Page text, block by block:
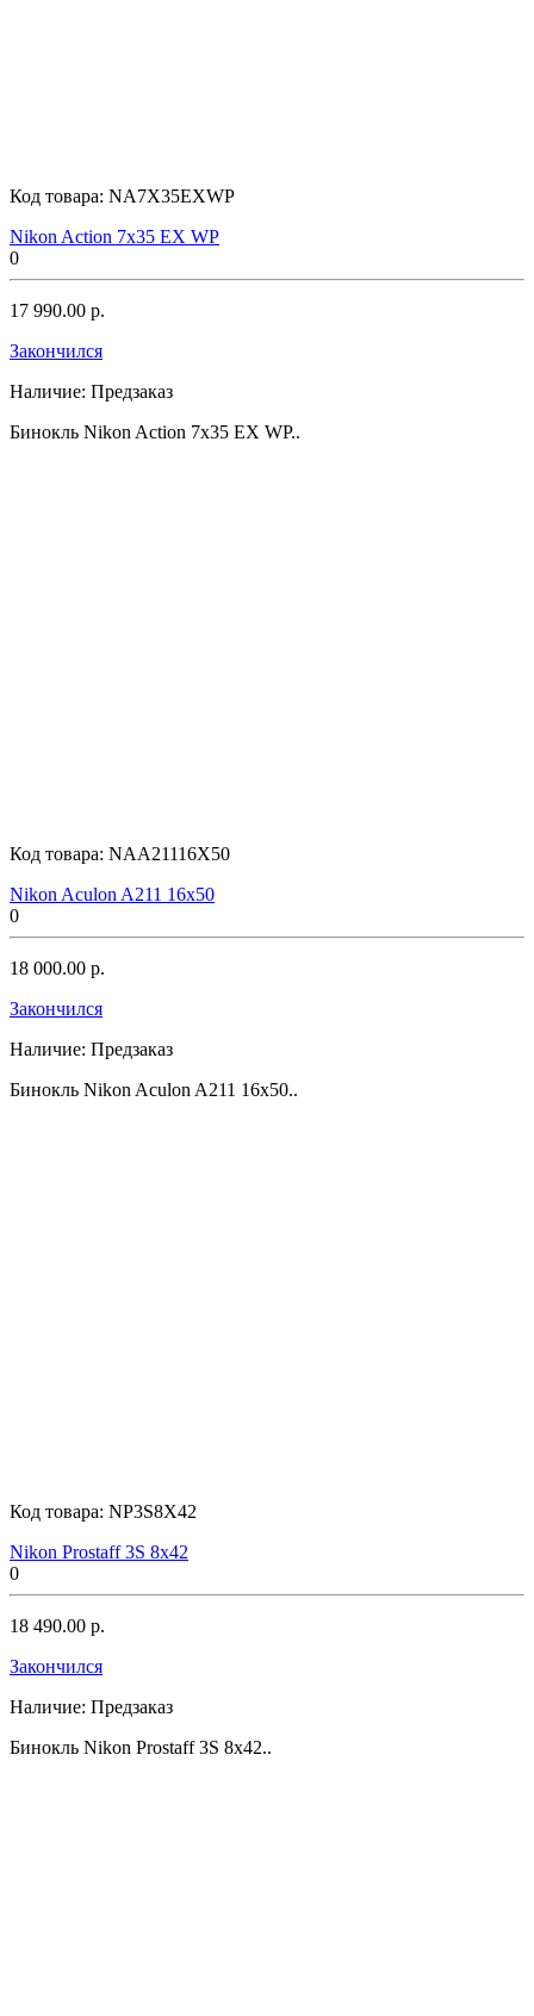
Код товара: NA7X35EXWP
Nikon Action 7x35 EX WP
0
17 990.00 р.
Закончился
Наличие: Предзаказ
Бинокль Nikon Action 7x35 EX WP..
Код товара: NAA21116X50
Nikon Aculon A211 16x50
0
18 000.00 р.
Закончился
Наличие: Предзаказ
Бинокль Nikon Aculon A211 16x50..
Код товара: NP3S8X42
Nikon Prostaff 3S 8x42
0
18 490.00 р.
Закончился
Наличие: Предзаказ
Бинокль Nikon Prostaff 3S 8x42..